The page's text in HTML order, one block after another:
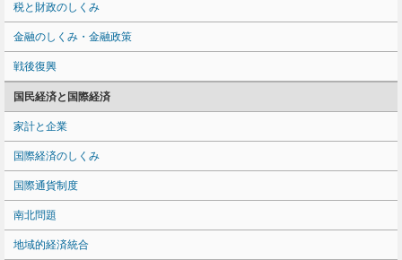
税と財政のしくみ
金融のしくみ・金融政策
戦後復興
国民経済と国際経済
家計と企業
国際経済のしくみ
国際通貨制度
南北問題
地域的経済統合